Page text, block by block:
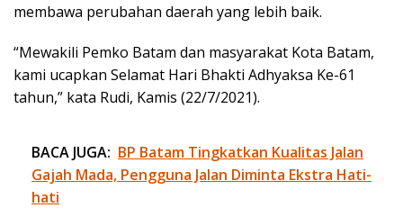
membawa perubahan daerah yang lebih baik.
“Mewakili Pemko Batam dan masyarakat Kota Batam,
kami ucapkan Selamat Hari Bhakti Adhyaksa Ke-61
tahun,” kata Rudi, Kamis (22/7/2021).
BACA JUGA: BP Batam Tingkatkan Kualitas Jalan
Gajah Mada, Pengguna Jalan Diminta Ekstra Hati-
hati